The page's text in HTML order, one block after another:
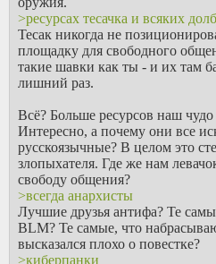
>ресурсах тесачка и всяких
Тесак никогда не
площадку для свободного
такие шавки как ты - и их там
лишний раз.
Всё? Больше ресурсов наш чудо
Интересно, а почему они все
русскоязычные? В целом это
злопыхателя. Где же нам
свободу общения?
>всегда анархисты
Лучшие друзья антифа? Те
BLM? Те самые, что
высказался плохо о повестке?
>киберпанки